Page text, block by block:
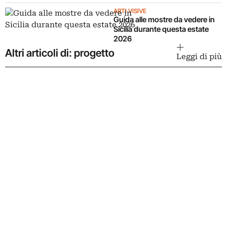
ARTI VISIVE
Guida alle mostre da vedere in
Sicilia durante questa estate
2026
Altri articoli di: progetto Leggi di più